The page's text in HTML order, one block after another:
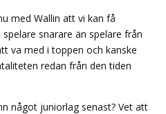
med Wallin att vi kan få
snarare än spelare från
va med i toppen och kanske
redan från den tiden
något juniorlag senast? Vet att